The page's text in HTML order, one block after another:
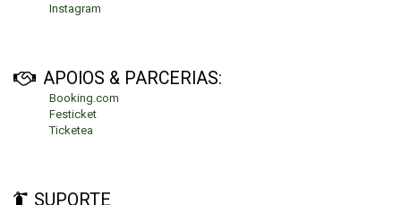
Instagram
APOIOS & PARCERIAS:
Booking.com
Festicket
Ticketea
SUPORTE